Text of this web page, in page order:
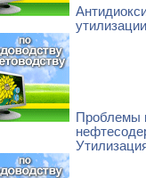
Проблемы